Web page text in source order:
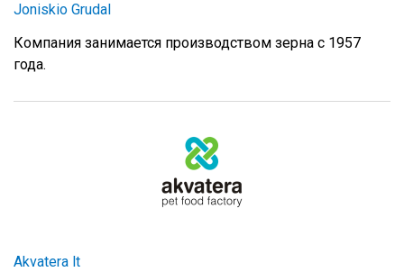
Joniskio Grudal
Компания занимается производством зерна с 1957
года.
Akvatera lt